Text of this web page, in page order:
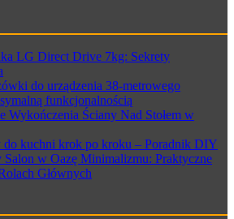
LG Direct Drive 7kg: Sekrety
do urządzenia 38-metrowego
funkcjonalnością
Wykończenia Ściany Nad Stołem w
do kuchni krok po kroku – Poradnik DIY
Salon w Oazę Minimalizmu: Praktyczne
Głównych